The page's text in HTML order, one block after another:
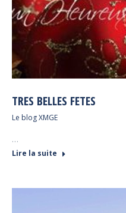
TRES BELLES FETES
Le blog XMGE
…
Lire la suite